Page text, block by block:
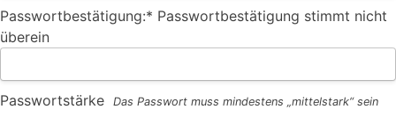
Passwortbestätigung:* Passwortbestätigung stimmt nicht
überein
Passwortstärke Das Passwort muss mindestens „mittelstark“ sein